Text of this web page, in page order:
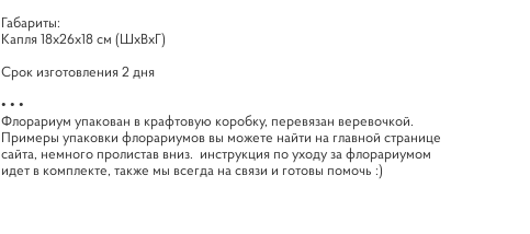
Габариты:
Капля 18х26х18 см (ШхВхГ)
Срок изготовления 2 дня
• • •
Флорариум упакован в крафтовую коробку, перевязан веревочкой.
Примеры упаковки флорариумов вы можете найти на главной странице
сайта, немного пролистав вниз. инструкция по уходу за флорариумом
идет в комплекте, также мы всегда на связи и готовы помочь :)